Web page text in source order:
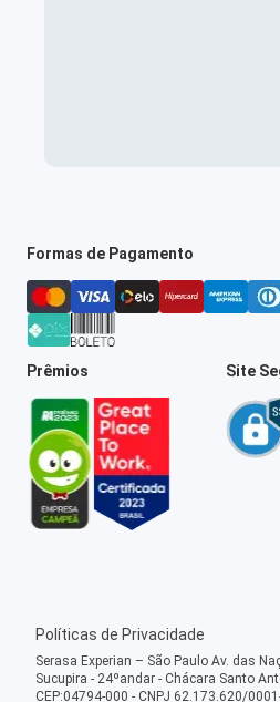
Formas de Pagamento
Prêmios Site
Políticas de Privacidade
Serasa Experian – São Paulo Av. das
Sucupira - 24ºandar - Chácara Santo
CEP:04794-000 - CNPJ 62.173.620/